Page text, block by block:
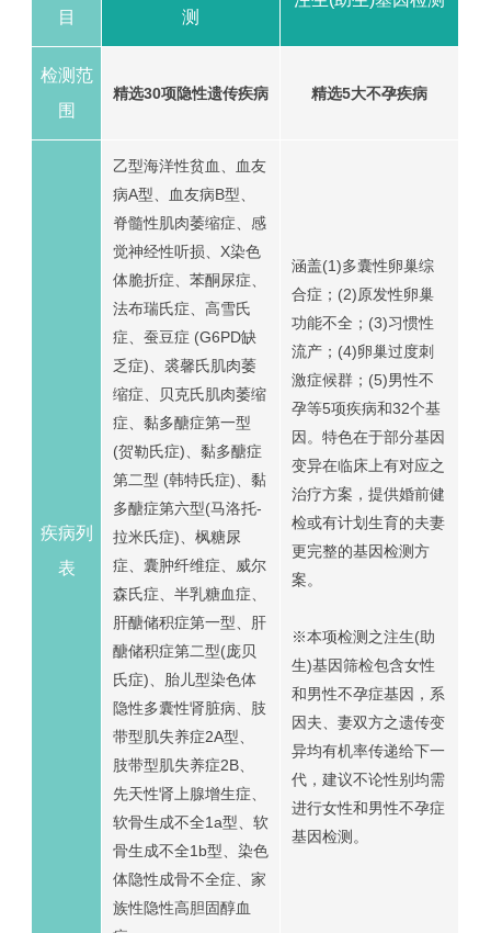
目 测
检测范
围
精选30项隐性遗传疾病 精选5大不孕疾病
疾病列
表
乙型海洋性贫血、血友
病A型、血友病B型、
脊髓性肌肉萎缩症、感
觉神经性听损、X染色
体脆折症、苯酮尿症、
法布瑞氏症、高雪氏
症、蚕豆症 (G6PD缺
乏症)、裘馨氏肌肉萎
缩症、贝克氏肌肉萎缩
症、黏多醣症第一型
(贺勒氏症)、黏多醣症
第二型 (韩特氏症)、黏
多醣症第六型(马洛托-
拉米氏症)、枫糖尿
症、囊肿纤维症、威尔
森氏症、半乳糖血症、
肝醣储积症第一型、肝
醣储积症第二型(庞贝
氏症)、胎儿型染色体
隐性多囊性肾脏病、肢
带型肌失养症2A型、
肢带型肌失养症2B、
先天性肾上腺增生症、
软骨生成不全1a型、软
骨生成不全1b型、染色
体隐性成骨不全症、家
族性隐性高胆固醇血
涵盖(1)多囊性卵巢综
合症；(2)原发性卵巢
功能不全；(3)习惯性
流产；(4)卵巢过度刺
激症候群；(5)男性不
孕等5项疾病和32个基
因。特色在于部分基因
变异在临床上有对应之
治疗方案，提供婚前健
检或有计划生育的夫妻
更完整的基因检测方
案。
※本项检测之注生(助
生)基因筛检包含女性
和男性不孕症基因，系
因夫、妻双方之遗传变
异均有机率传递给下一
代，建议不论性别均需
进行女性和男性不孕症
基因检测。